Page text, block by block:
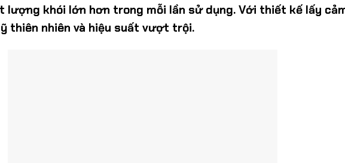
lượng khói lớn hơn trong mỗi lần sử dụng. Với thiết kế lấy
thiên nhiên và hiệu suất vượt trội.